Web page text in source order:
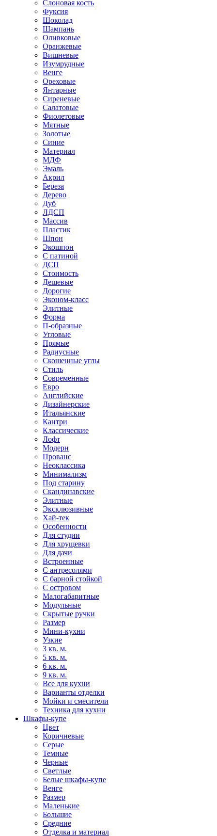
Слоновая кость
Фуксия
Шоколад
Шампань
Оливковые
Оранжевые
Вишневые
Изумрудные
Венге
Ореховые
Янтарные
Сиреневые
Салатовые
Фиолетовые
Мятные
Золотые
Синие
Материал
МДФ
Эмаль
Акрил
Береза
Дерево
Дуб
ЛДСП
Массив
Пластик
Шпон
Экошпон
С патиной
ДСП
Стоимость
Дешевые
Дорогие
Эконом-класс
Элитные
Форма
П-образные
Угловые
Прямые
Радиусные
Скошенные углы
Стиль
Современные
Евро
Английские
Дизайнерские
Итальянские
Кантри
Классические
Лофт
Модерн
Прованс
Неоклассика
Минимализм
Под старину
Скандинавские
Элитные
Эксклюзивные
Хай-тек
Особенности
Для студии
Для хрущевки
Для дачи
Встроенные
С антресолями
С барной стойкой
С островом
Малогабаритные
Модульные
Скрытые ручки
Размер
Мини-кухни
Узкие
3 кв. м.
5 кв. м.
6 кв. м.
9 кв. м.
Все для кухни
Варианты отделки
Мойки и смесители
Техника для кухни
Шкафы-купе
Цвет
Коричневые
Серые
Темные
Черные
Светлые
Белые шкафы-купе
Венге
Размер
Маленькие
Большие
Средние
Отделка и материал